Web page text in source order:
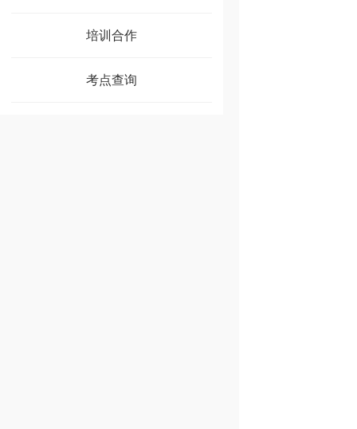
培训合作
考点查询